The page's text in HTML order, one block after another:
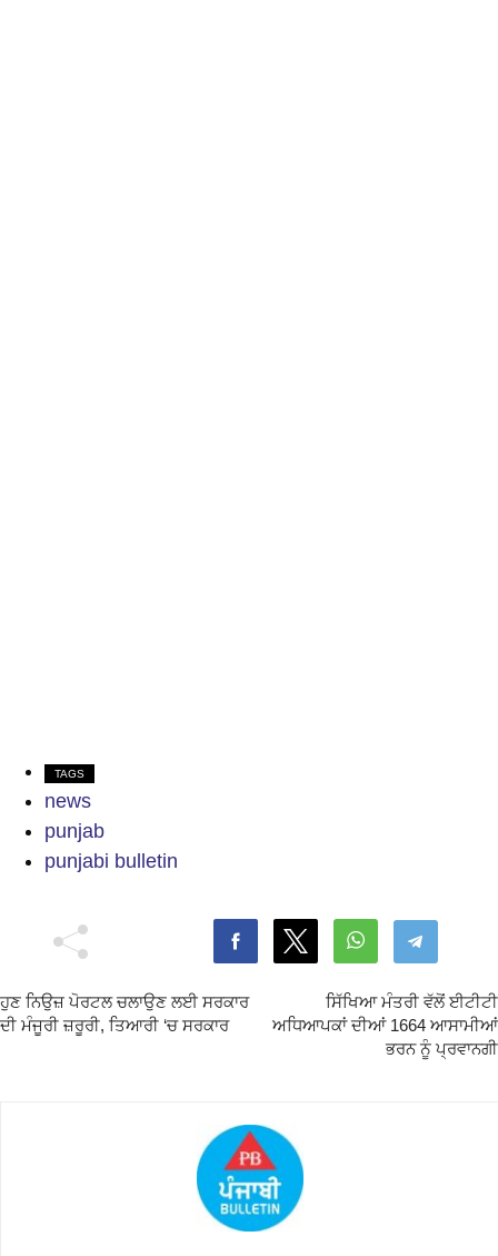
TAGS
news
punjab
punjabi bulletin
ਹੁਣ ਨਿਉਜ਼ ਪੋਰਟਲ ਚਲਾਉਣ ਲਈ ਸਰਕਾਰ
ਦੀ ਮੰਜੂਰੀ ਜ਼ਰੂਰੀ, ਤਿਆਰੀ ‘ਚ ਸਰਕਾਰ
ਸਿੱਖਿਆ ਮੰਤਰੀ ਵੱਲੋਂ ਈਟੀਟੀ
ਅਧਿਆਪਕਾਂ ਦੀਆਂ 1664 ਆਸਾਮੀਆਂ
ਭਰਨ ਨੂੰ ਪ੍ਰਵਾਨਗੀ